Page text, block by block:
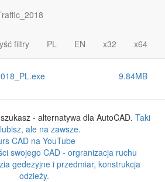
filtry PL EN x32 x64
9.84MB
- alternatywa dla AutoCAD. Taki
ale na zawsze.
CAD na YouTube
swojego CAD - orgranizacja ruchu
gedezyjne i przedmiar, konstrukcja
odzieży.